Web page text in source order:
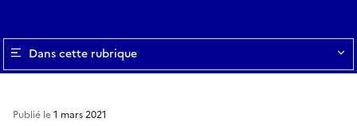
Dans cette rubrique
Publié le1 mars 2021